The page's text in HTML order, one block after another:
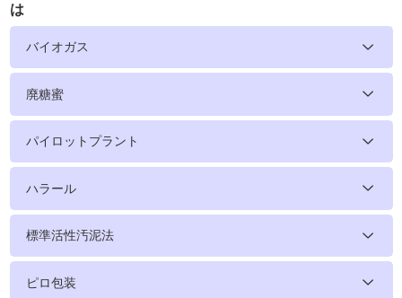
は
バイオガス
廃糖蜜
パイロットプラント
ハラール
標準活性汚泥法
ピロ包装